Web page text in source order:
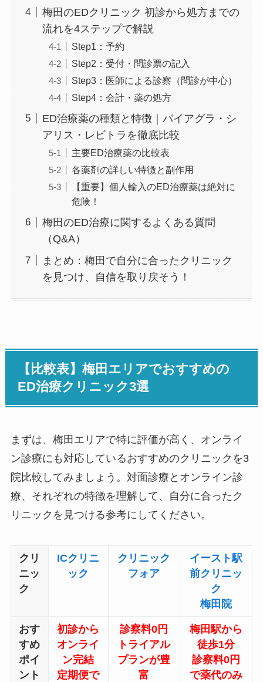
梅田のEDクリニック 初診から処方までの
流れを4ステップで解説
Step1：予約
Step2：受付・問診票の記入
Step3：医師による診察（問診が中心）
Step4：会計・薬の処方
ED治療薬の種類と特徴｜バイアグラ・シ
アリス・レビトラを徹底比較
主要ED治療薬の比較表
各薬剤の詳しい特徴と副作用
【重要】個人輸入のED治療薬は絶対に
危険！
梅田のED治療に関するよくある質問
（Q&A）
まとめ：梅田で自分に合ったクリニック
を見つけ、自信を取り戻そう！
【比較表】梅田エリアでおすすめの
ED治療クリニック3選
まずは、梅田エリアで特に評価が高く、オンライ
ン診療にも対応しているおすすめのクリニックを3
院比較してみましょう。対面診療とオンライン診
療、それぞれの特徴を理解して、自分に合ったク
リニックを見つける参考にしてください。
クリ
ニッ
ク
ICクリニ
ック
クリニック
フォア
イースト駅
前クリニッ
ク
梅田院
おす
すめ
ポイ
ント
初診から
オンライ
ン完結
定期便で
診察料0円
トライアル
プランが豊
富
梅田駅から
徒歩1分
診察料0円
で薬代のみ